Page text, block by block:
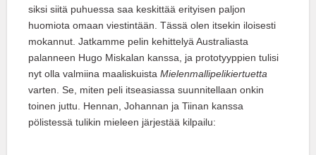
siksi siitä puhuessa saa keskittää erityisen paljon
huomiota omaan viestintään. Tässä olen itsekin iloisesti
mokannut. Jatkamme pelin kehittelyä Australiasta
palanneen Hugo Miskalan kanssa, ja prototyyppien tulisi
nyt olla valmiina maaliskuista Mielenmallipelikiertuetta
varten. Se, miten peli itseasiassa suunnitellaan onkin
toinen juttu. Hennan, Johannan ja Tiinan kanssa
pölistessä tulikin mieleen järjestää kilpailu: